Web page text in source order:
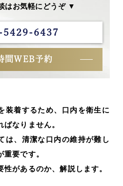
はお気軽にどうぞ ▼
5429-6437
間WEB予約
装着するため、口内を衛生に
なりません。
は、清潔な口内の維持が難し
重要です。
があるのか、解説します。